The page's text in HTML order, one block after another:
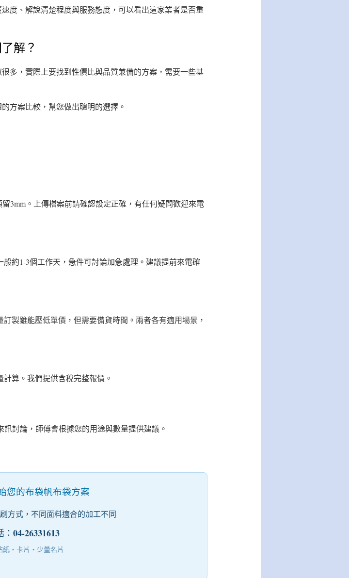
度、解說清楚程度與服務態度，可以看出這家業者是否重
解？
多，實際上要找到性價比與品質兼備的方案，需要一些基
方案比較，幫您做出聰明的選擇。
3mm。上傳檔案前請確認設定正確，有任何疑問歡迎來電
約1-3個工作天，急件可討論加急處理。建議提前來電確
製雖能壓低單價，但需要備貨時間。兩者各有適用場景，
算。我們提供含稅完整報價。
討論，師傅會根據您的用途與數量提供建議。
您的布袋帆布袋方案
方式，不同面料適合的加工不同
： 04-26331613
紙・卡片・少量名片